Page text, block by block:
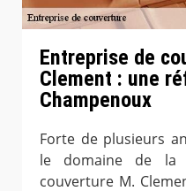
Entreprise de
Clement : une
Champenoux
Forte de plusieurs
le domaine de la
couverture M.